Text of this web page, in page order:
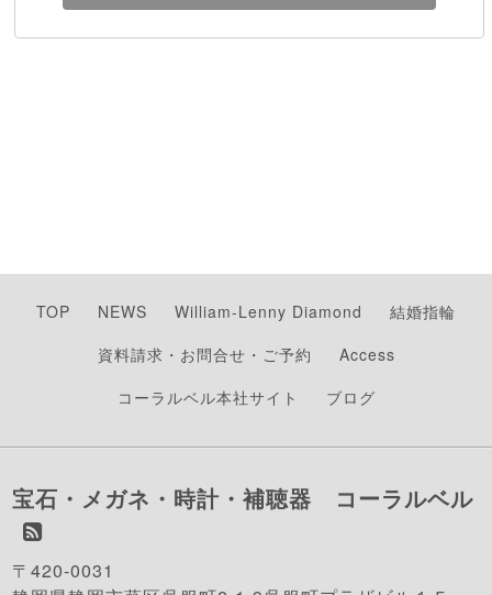
TOP NEWS William-Lenny Diamond
結婚指輪
資料請求・お問合せ・ご予約
Access
コーラルベル本社サイト
ブログ
宝石・メガネ・時計・補聴器 コーラルベル
〒420-0031